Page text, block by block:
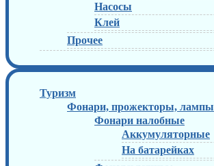
Насосы
Клей
Прочее
Туризм
Фонари, прожекторы, лампы
Фонари налобные
Аккумуляторные
На батарейках